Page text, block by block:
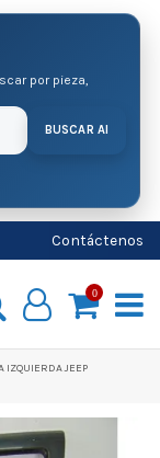
por pieza,
BUSCAR AI
Contáctenos
0
IZQUIERDA JEEP